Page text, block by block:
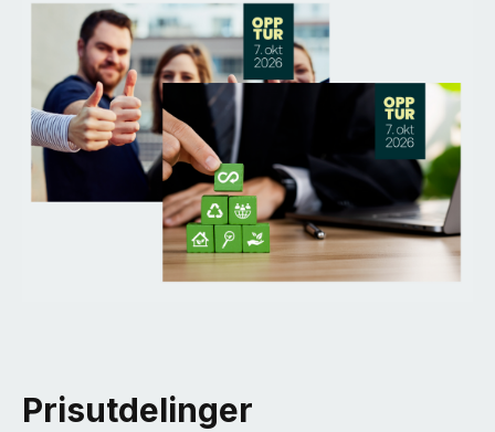
Prisutdelinger